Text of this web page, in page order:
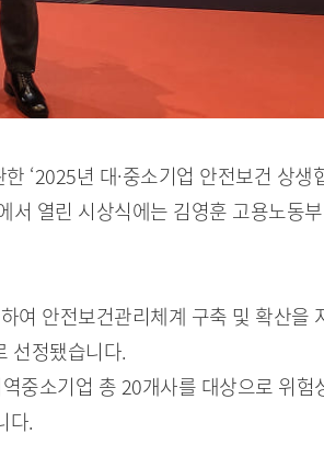
‘2025년 대·중소기업 안전보건 상생
열린 시상식에는 김영훈 고용노동
여 안전보건관리체계 구축 및 확산을
선정됐습니다.
중소기업 총 20개사를 대상으로 위험
다.